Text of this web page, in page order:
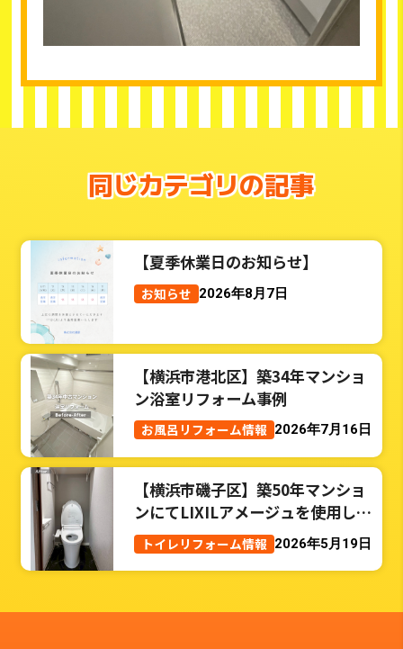
同じカテゴリの記事
【夏季休業日のお知らせ】
お知らせ 2026年8月7日
【横浜市港北区】築34年マンショ
ン浴室リフォーム事例
お風呂リフォーム情報 2026年7月16日
【横浜市磯子区】築50年マンショ
ンにてLIXILアメージュを使用した
トイレリフォーム事例
トイレリフォーム情報 2026年5月19日